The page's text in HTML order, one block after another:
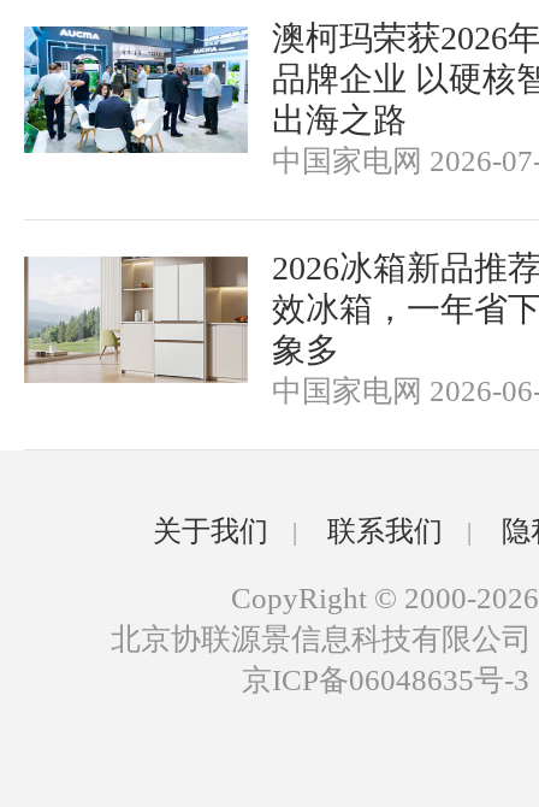
澳柯玛荣获2026
品牌企业 以硬核
出海之路
中国家电网 2026-
2026冰箱新品推
效冰箱，一年省
象多
中国家电网 2026-
关于我们 联系我们
CopyRight © 2000-2026
北京协联源景信息科技有限公
京ICP备06048635号-3